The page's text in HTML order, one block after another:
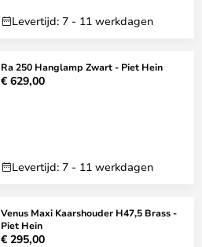
Levertijd: 7 - 11 werkdagen
Ra 250 Hanglamp Zwart - Piet Hein
€ 629,00
Levertijd: 7 - 11 werkdagen
Venus Maxi Kaarshouder H47,5 Brass -
Piet Hein
€ 295,00